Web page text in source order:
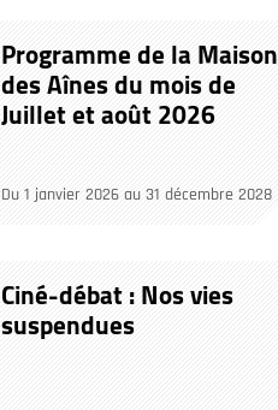
Programme de la Maison
des Aînes du mois de
Juillet et août 2026
Du 1 janvier 2026 au 31 décembre 2028
Ciné-débat : Nos vies
suspendues